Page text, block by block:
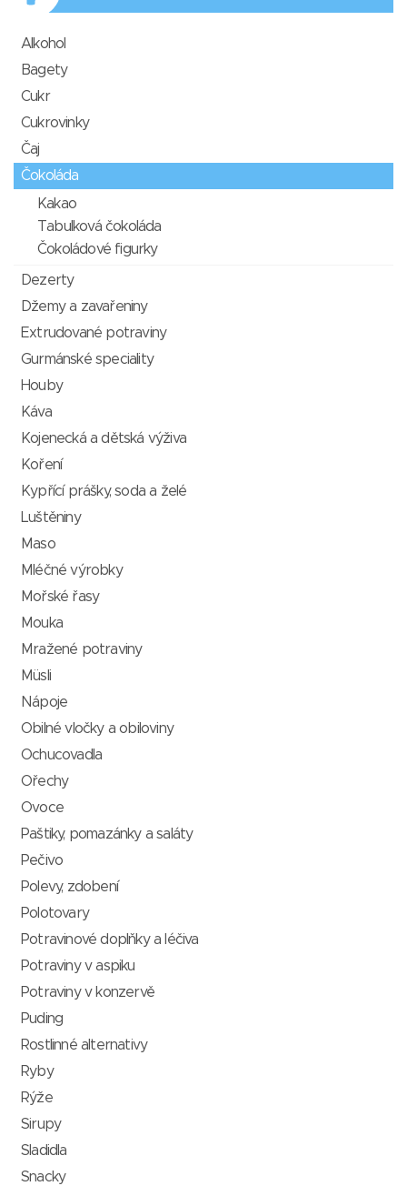
Alkohol
Bagety
Cukr
Cukrovinky
Čaj
Čokoláda
Kakao
Tabulková čokoláda
Čokoládové figurky
Dezerty
Džemy a zavařeniny
Extrudované potraviny
Gurmánské speciality
Houby
Káva
Kojenecká a dětská výživa
Koření
Kypřící prášky, soda a želé
Luštěniny
Maso
Mléčné výrobky
Mořské řasy
Mouka
Mražené potraviny
Müsli
Nápoje
Obilné vločky a obiloviny
Ochucovadla
Ořechy
Ovoce
Paštiky, pomazánky a saláty
Pečivo
Polevy, zdobení
Polotovary
Potravinové doplňky a léčiva
Potraviny v aspiku
Potraviny v konzervě
Puding
Rostlinné alternativy
Ryby
Rýže
Sirupy
Sladidla
Snacky